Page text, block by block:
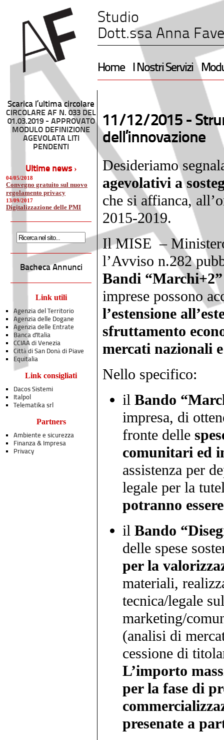
Studio
Dott.ssa Anna
Home I Nostri Servizi
Scarica l’ultima circolare
CIRCOLARE AF N. 033 DEL
01.03.2019 - APPROVATO
MODULO DEFINIZIONE
AGEVOLATA LITI
PENDENTI
Ultime news ›
04/05/2018
Convegno gratuito sul nuovo
regolamento privacy
13/09/2017
Digitalizzazione delle PMI
Bacheca Annunci
Link utili
Agenzia del Territorio
Agenzia delle Dogane
Agenzia delle Entrate
Banca d'Italia
CCIAA di Venezia
Città di San Donà di Piave
Equitalia
Link consigliati
Dacos Sistemi
Italpol
Telematika srl
Partners
Ambiente e sicurezza
Finanza & Impresa
Privacy
11/12/2015 -
dell’innovazione
Desideriamo
agevolativi a
che si affianca,
2015-2019.
Il MISE –
l’Avviso n.282
Bandi
imprese possono
l’estensione
sfruttamento
mercati nazionali
Nello specifico:
il Bando
impresa, di
fronte delle
comunitari ed
assistenza per
legale per la
potranno
il Bando
delle spese
per la
materiali,
tecnica/legale
marketing/
(analisi di
cessione di
L’importo
per la fase di
presenate a